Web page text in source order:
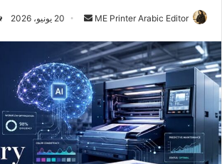
ME Printer Arabic Editor
أرسل
إلكترونيا
20 يونيو، 2026